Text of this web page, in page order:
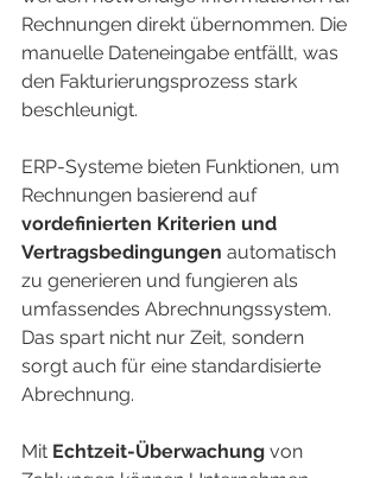
Rechnungen direkt übernommen. Die
manuelle Dateneingabe entfällt, was
den Fakturierungsprozess stark
beschleunigt.
ERP-Systeme bieten Funktionen, um
Rechnungen basierend auf
vordefinierten Kriterien und
Vertragsbedingungen automatisch
zu generieren und fungieren als
umfassendes Abrechnungssystem.
Das spart nicht nur Zeit, sondern
sorgt auch für eine standardisierte
Abrechnung.
Mit Echtzeit-Überwachung von